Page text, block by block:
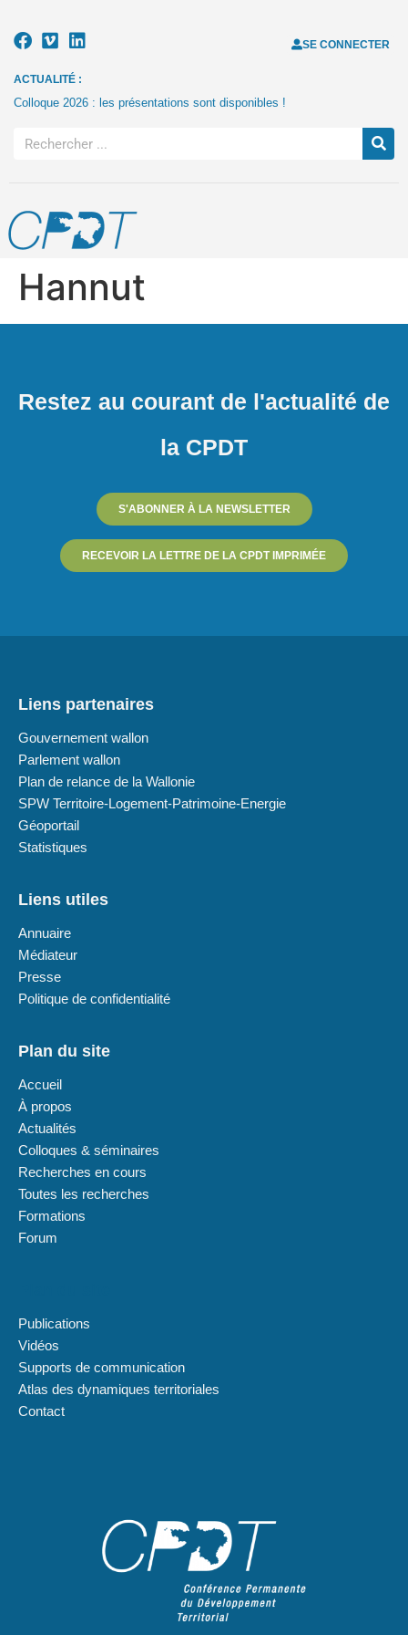
SE CONNECTER
ACTUALITÉ :
Colloque 2026 : les présentations sont disponibles !
Hannut
Restez au courant de l'actualité de
la CPDT
S'ABONNER À LA NEWSLETTER
RECEVOIR LA LETTRE DE LA CPDT IMPRIMÉE
Liens partenaires
Gouvernement wallon
Parlement wallon
Plan de relance de la Wallonie
SPW Territoire-Logement-Patrimoine-Energie
Géoportail
Statistiques
Liens utiles
Annuaire
Médiateur
Presse
Politique de confidentialité
Plan du site
Accueil
À propos
Actualités
Colloques & séminaires
Recherches en cours
Toutes les recherches
Formations
Forum
Publications
Vidéos
Supports de communication
Atlas des dynamiques territoriales
Contact